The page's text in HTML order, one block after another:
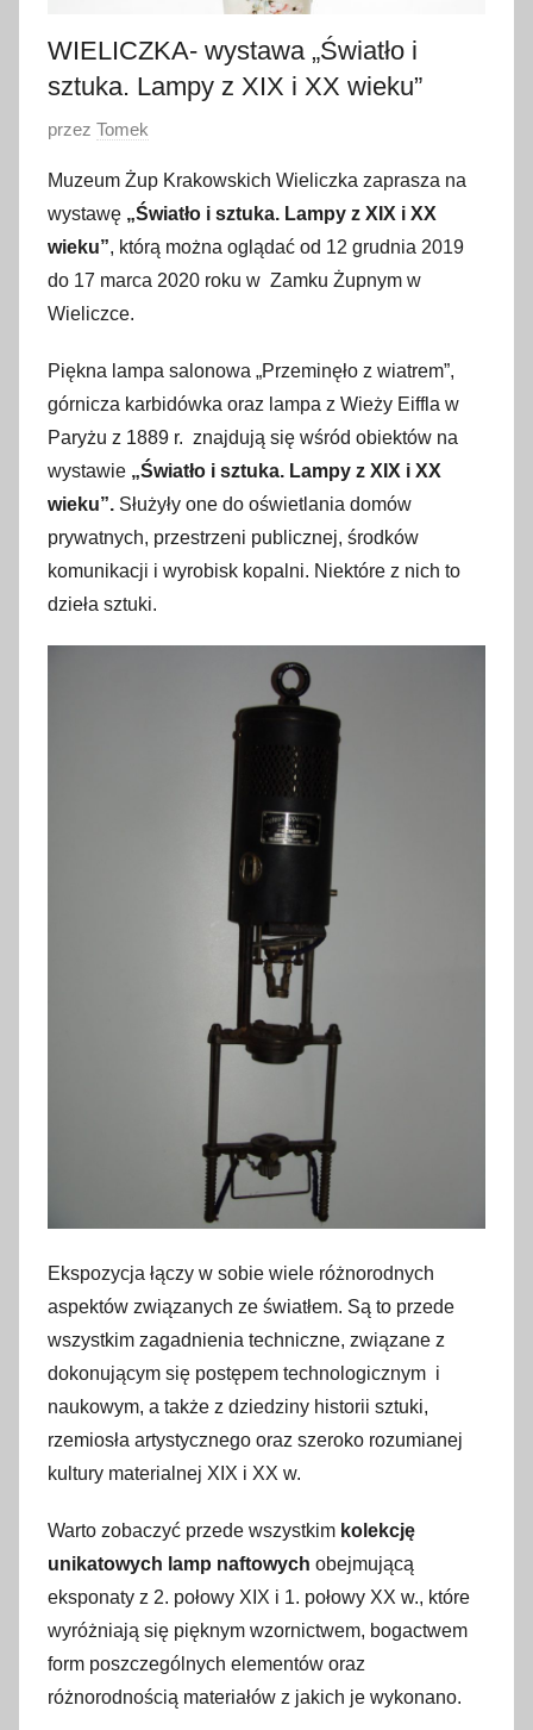
WIELICZKA- wystawa „Światło i
sztuka. Lampy z XIX i XX wieku”
O
u
b
l
i
k
w
a
n
o
1
2
g
przez Tomek
Muzeum Żup Krakowskich Wieliczka zaprasza na
wystawę „Światło i sztuka. Lampy z XIX i XX
wieku”, którą można oglądać od 12 grudnia 2019
do 17 marca 2020 roku w Zamku Żupnym w
Wieliczce.
Piękna lampa salonowa „Przeminęło z wiatrem”,
górnicza karbidówka oraz lampa z Wieży Eiffla w
Paryżu z 1889 r. znajdują się wśród obiektów na
wystawie „Światło i sztuka. Lampy z XIX i XX
wieku”. Służyły one do oświetlania domów
prywatnych, przestrzeni publicznej, środków
komunikacji i wyrobisk kopalni. Niektóre z nich to
dzieła sztuki.
Ekspozycja łączy w sobie wiele różnorodnych
aspektów związanych ze światłem. Są to przede
wszystkim zagadnienia techniczne, związane z
dokonującym się postępem technologicznym i
naukowym, a także z dziedziny historii sztuki,
rzemiosła artystycznego oraz szeroko rozumianej
kultury materialnej XIX i XX w.
Warto zobaczyć przede wszystkim kolekcję
unikatowych lamp naftowych obejmującą
eksponaty z 2. połowy XIX i 1. połowy XX w., które
wyróżniają się pięknym wzornictwem, bogactwem
form poszczególnych elementów oraz
różnorodnością materiałów z jakich je wykonano.